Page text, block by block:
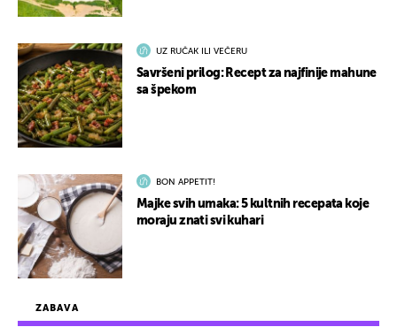
ZABAVA
UZ RUČAK ILI VEČERU
Savršeni prilog: Recept za najfinije mahune
sa špekom
BON APPETIT!
Majke svih umaka: 5 kultnih recepata koje
moraju znati svi kuhari